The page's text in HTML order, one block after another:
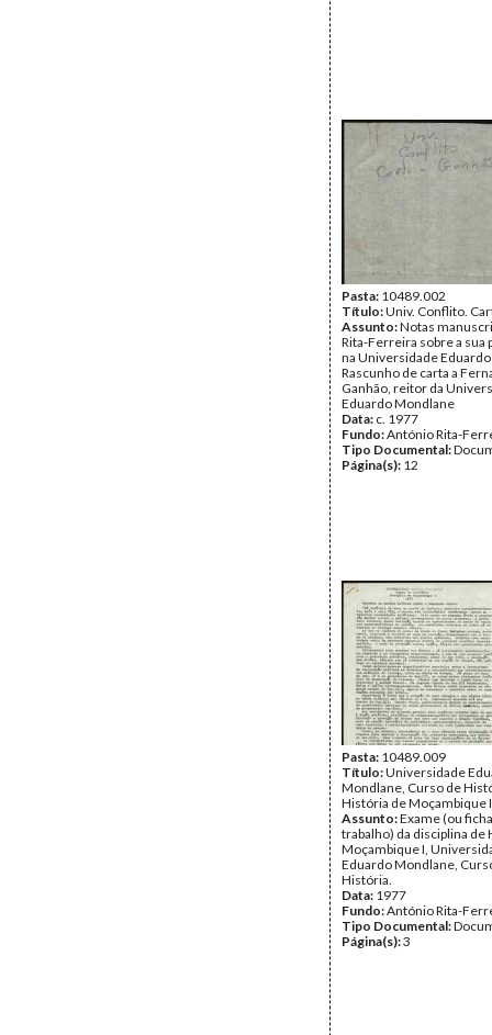
Pasta: 10489.002
Título:Univ. Conflito.
Assunto:Notas
Rita-Ferreira sobre a sua
na Universidade
Rascunho de carta a
Ganhão, reitor da
Eduardo Mondlane
Data: c. 1977
Fundo:António Rita-
Tipo Documental:
Página(s): 12
Pasta: 10489.009
Título:Universidade
Mondlane, Curso de
História de Moçambique
Assunto:Exame (ou
trabalho) da disciplina de
Moçambique I,
Eduardo Mondlane,
História.
Data: 1977
Fundo:António Rita-
Tipo Documental:
Página(s):3